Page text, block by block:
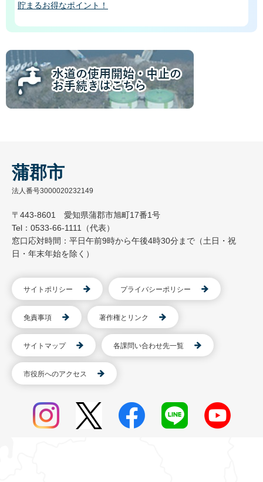
貯まるお得なポイント！
蒲郡市
法人番号3000020232149
〒443-8601 愛知県蒲郡市旭町17番1号
Tel：0533-66-1111（代表）
窓口応対時間：平日午前9時から午後4時30分まで（土日・祝
日・年末年始を除く）
サイトポリシー プライバシーポリシー
免責事項 著作権とリンク
サイトマップ 各課問い合わせ先一覧
市役所へのアクセス